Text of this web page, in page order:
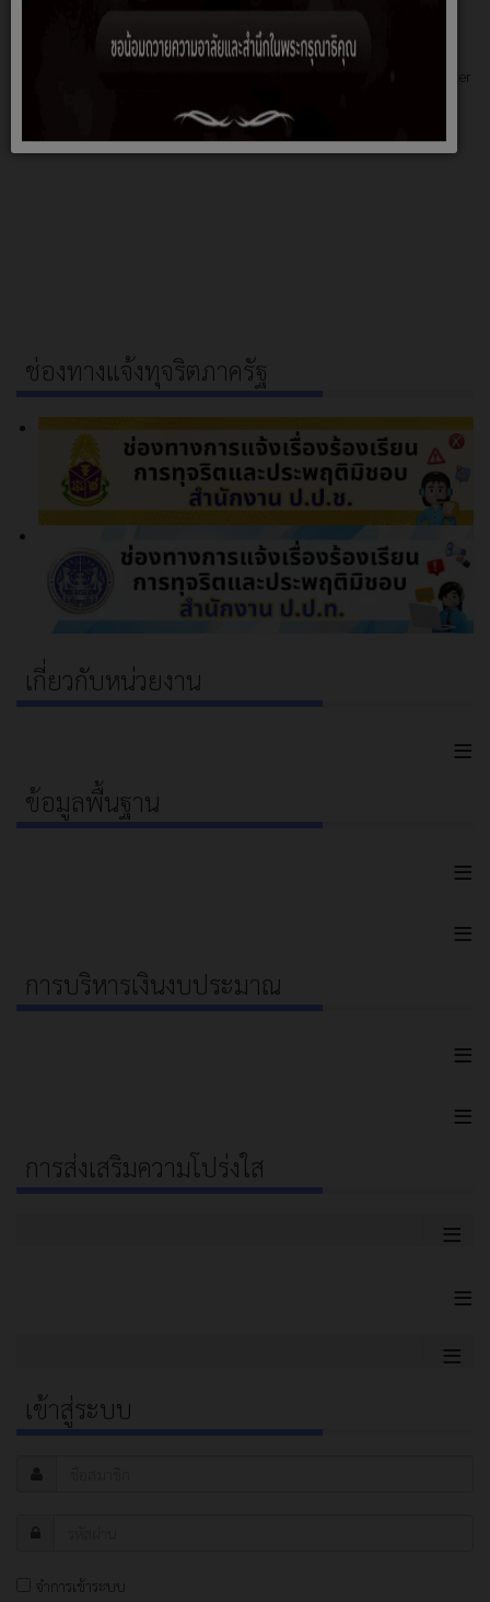
ช่องทางแจ้งทุจริตภาครัฐ
เกี่ยวกับหน่วยงาน
≡
ข้อมูลพื้นฐาน
≡
≡
การบริหารเงินงบประมาณ
≡
≡
การส่งเสริมความโปร่งใส
≡
≡
≡
เข้าสู่ระบบ
จำการเข้าระบบ